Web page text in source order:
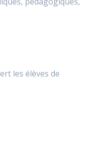
les élèves de